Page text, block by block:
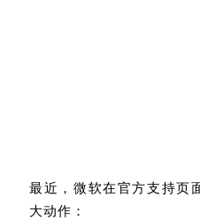
最近，微软在官方支持页
大动作：